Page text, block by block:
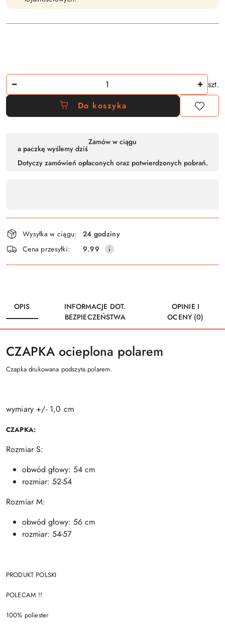
Ilość
szt.
Do koszyka
płatność
Zamów w ciągu
a paczkę wyślemy dziś
Dotyczy zamówień opłaconych oraz potwierdzonych pobrań.
Wysyłka w ciągu:
24 godziny
Cena przesyłki:
9.99
OPIS
INFORMACJE DOT.
BEZPIECZEŃSTWA
OPINIE I
OCENY (0)
CZAPKA ocieplona polarem
Czapka drukowana podszyta polarem.
wymiary +/- 1,0 cm
CZAPKA:
Rozmiar S:
obwód głowy: 54 cm
rozmiar: 52-54
Rozmiar M:
obwód głowy: 56 cm
rozmiar: 54-57
PRODUKT POLSKI
POLECAM !!
100% poliester